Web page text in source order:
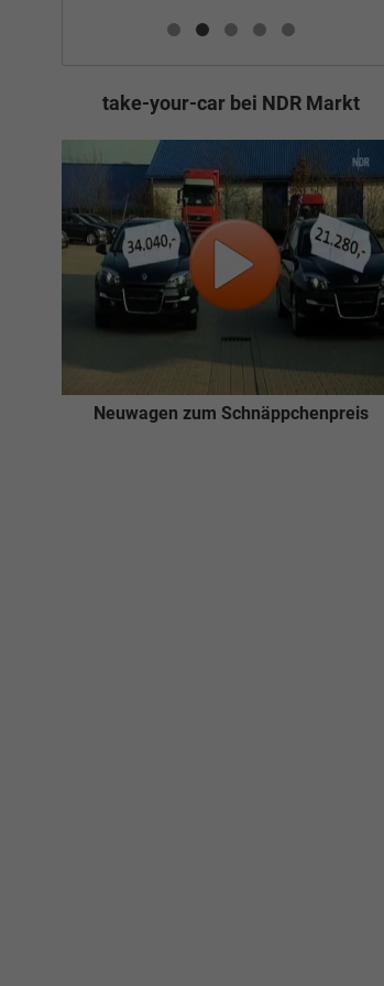
take-your-car bei NDR Markt
Neuwagen zum Schnäppchenpreis